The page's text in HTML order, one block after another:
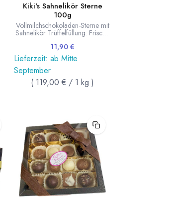
Kiki's Sahnelikör Sterne
100g
Vollmilchschokoladen-Sterne mit
Sahnelikör Trüffelfüllung. Frische
100g im Beutel.
11,90 €
Lieferzeit: ab Mitte
September
( 119,00 € / 1 kg )